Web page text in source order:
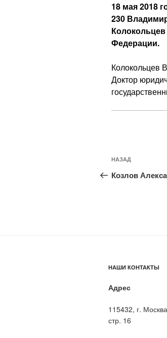
18 мая 2018
230
Федерации.
Колокольцев
Доктор
по
Предыдущая
запись:
НАЗАД
Козлов
НАШИ КОНТАКТЫ
Адрес
115432, г.
стр. 16